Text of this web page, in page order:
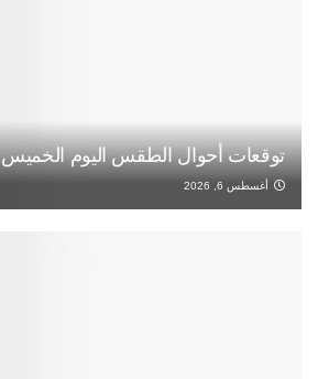
توقعات أحوال الطقس اليوم الخميس
أغسطس 6, 2026